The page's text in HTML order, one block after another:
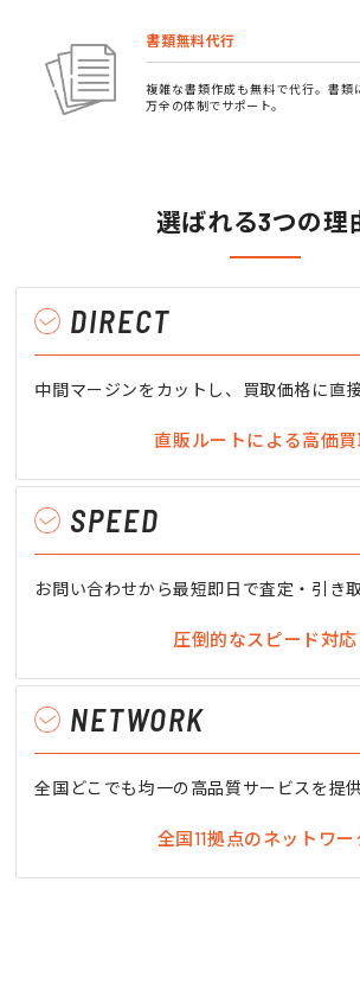
書類無料代行
複雑な書類作成も無料で代行。書類
万全の体制でサポート。
選ばれる3つの理
DIRECT
中間マージンをカットし、買取価格に直
直販ルートによる高価買
SPEED
お問い合わせから最短即日で査定・引き
圧倒的なスピード対応
NETWORK
全国どこでも均一の高品質サービスを提供
全国11拠点のネットワー